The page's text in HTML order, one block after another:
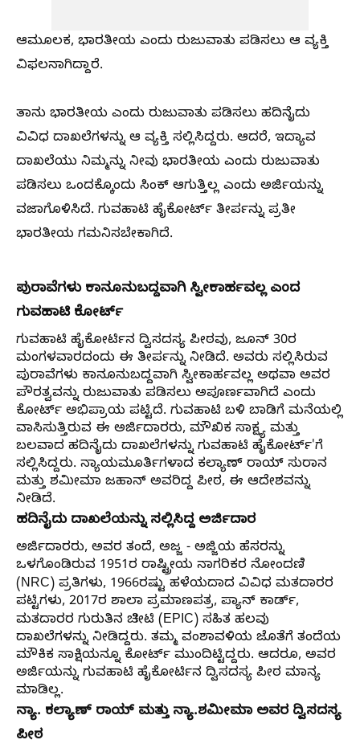
ಆಮೂಲಕ, ಭಾರತೀಯ ಎಂದು ರುಜುವಾತು ಪಡಿಸಲು ಆ ವ್ಯಕ್ತಿ
ವಿಫಲನಾಗಿದ್ದಾರೆ.
ತಾನು ಭಾರತೀಯ ಎಂದು ರುಜುವಾತು ಪಡಿಸಲು ಹದಿನೈದು
ವಿವಿಧ ದಾಖಲೆಗಳನ್ನು ಆ ವ್ಯಕ್ತಿ ಸಲ್ಲಿಸಿದ್ದರು. ಆದರೆ, ಇದ್ಯಾವ
ದಾಖಲೆಯು ನಿಮ್ಮನ್ನು ನೀವು ಭಾರತೀಯ ಎಂದು ರುಜುವಾತು
ಪಡಿಸಲು ಒಂದಕ್ಕೊಂದು ಸಿಂಕ್ ಆಗುತ್ತಿಲ್ಲ ಎಂದು ಅರ್ಜಿಯನ್ನು
ವಜಾಗೊಳಿಸಿದೆ. ಗುವಹಾಟಿ ಹೈಕೋರ್ಟ್ ತೀರ್ಪನ್ನು ಪ್ರತೀ
ಭಾರತೀಯ ಗಮನಿಸಬೇಕಾಗಿದೆ.
ಪುರಾವೆಗಳು ಕಾನೂನುಬದ್ದವಾಗಿ ಸ್ವೀಕಾರ್ಹವಲ್ಲ ಎಂದ
ಗುವಹಾಟಿ ಕೋರ್ಟ್
ಗುವಹಾಟಿ ಹೈಕೋರ್ಟಿನ ದ್ವಿಸದಸ್ಯ ಪೀಠವು, ಜೂನ್ 30ರ
ಮಂಗಳವಾರದಂದು ಈ ತೀರ್ಪನ್ನು ನೀಡಿದೆ. ಅವರು ಸಲ್ಲಿಸಿರುವ
ಪುರಾವೆಗಳು ಕಾನೂನುಬದ್ದವಾಗಿ ಸ್ವೀಕಾರ್ಹವಲ್ಲ ಅಥವಾ ಅವರ
ಪೌರತ್ವವನ್ನು ರುಜುವಾತು ಪಡಿಸಲು ಅಪೂರ್ಣವಾಗಿದೆ ಎಂದು
ಕೋರ್ಟ್ ಅಭಿಪ್ರಾಯ ಪಟ್ಟಿದೆ. ಗುವಹಾಟಿ ಬಳಿ ಬಾಡಿಗೆ ಮನೆಯಲ್ಲಿ
ವಾಸಿಸುತ್ತಿರುವ ಈ ಅರ್ಜಿದಾರರು, ಮೌಖಿಕ ಸಾಕ್ಷ್ಯ ಮತ್ತು
ಬಲವಾದ ಹದಿನೈದು ದಾಖಲೆಗಳನ್ನು ಗುವಹಾಟಿ ಹೈಕೋರ್ಟ್'ಗೆ
ಸಲ್ಲಿಸಿದ್ದರು. ನ್ಯಾಯಮೂರ್ತಿಗಳಾದ ಕಲ್ಯಾಣ್ ರಾಯ್ ಸುರಾನ
ಮತ್ತು ಶಮೀಮಾ ಜಹಾನ್ ಅವರಿದ್ದ ಪೀಠ, ಈ ಆದೇಶವನ್ನು
ನೀಡಿದೆ.
ಹದಿನೈದು ದಾಖಲೆಯನ್ನು ಸಲ್ಲಿಸಿದ್ದ ಅರ್ಜಿದಾರ
ಅರ್ಜಿದಾರರು, ಅವರ ತಂದೆ, ಅಜ್ಜ - ಅಜ್ಜಿಯ ಹೆಸರನ್ನು
ಒಳಗೊಂಡಿರುವ 1951ರ ರಾಷ್ಟ್ರೀಯ ನಾಗರಿಕರ ನೋಂದಣಿ
(NRC) ಪ್ರತಿಗಳು, 1966ರಷ್ಟು ಹಳೆಯದಾದ ವಿವಿಧ ಮತದಾರರ
ಪಟ್ಟಿಗಳು, 2017ರ ಶಾಲಾ ಪ್ರಮಾಣಪತ್ರ, ಪ್ಯಾನ್ ಕಾರ್ಡ್,
ಮತದಾರರ ಗುರುತಿನ ಚೀಟಿ (EPIC) ಸಹಿತ ಹಲವು
ದಾಖಲೆಗಳನ್ನು ನೀಡಿದ್ದರು. ತಮ್ಮ ವಂಶಾವಳಿಯ ಜೊತೆಗೆ ತಂದೆಯ
ಮೌಕಿಕ ಸಾಕ್ಷಿಯನ್ನೂ ಕೋರ್ಟ್ ಮುಂದಿಟ್ಟಿದ್ದರು. ಆದರೂ, ಅವರ
ಅರ್ಜಿಯನ್ನು ಗುವಹಾಟಿ ಹೈಕೋರ್ಟಿನ ದ್ವಿಸದಸ್ಯ ಪೀಠ ಮಾನ್ಯ
ಮಾಡಿಲ್ಲ.
ನ್ಯಾ. ಕಲ್ಯಾಣ್ ರಾಯ್ ಮತ್ತು ನ್ಯಾ.ಶಮೀಮಾ ಅವರ ದ್ವಿಸದಸ್ಯ
ಪೀಠ